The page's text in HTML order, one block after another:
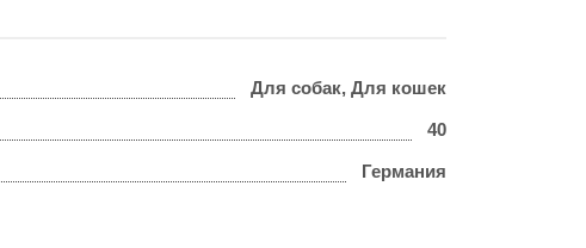
Для собак, Для кошек
40
Германия